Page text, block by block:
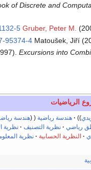
of Discrete and
Gruber, Peter M.
5
Matoušek, Jiří
95374-4
Excursions into
الرياضيات
هندسة رياضية هندسة
رياضي نظرية التصنيف نظرية
النظرية الحسابية نظرية